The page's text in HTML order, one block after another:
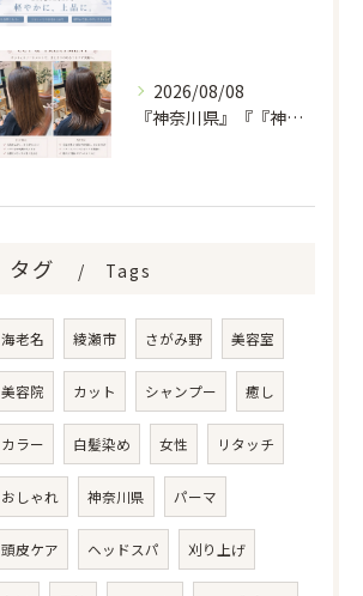
2026/08/08
『神奈川県』『『神奈川県』『綾瀬市』『海老名市』『美容室』
タグ Tags
海老名 綾瀬市 さがみ野 美容室
美容院 カット シャンプー 癒し
カラー 白髪染め 女性 リタッチ
おしゃれ 神奈川県 パーマ
頭皮ケア ヘッドスパ 刈り上げ